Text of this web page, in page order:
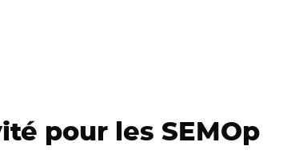
pour les SEMOp